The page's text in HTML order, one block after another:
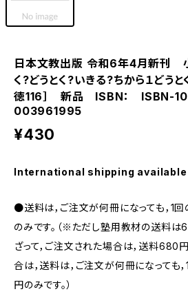
日本文教出版 令和6年4月新刊
く?どうとく?いきる?ちから１どう
徳116］ 新品 ISBN： ISBN-10
003961995
¥430
International shipping available
●送料は，ご注文が何冊になっても，1
のみです。（※ただし塾用教材の送料は
ざって，ご注文された場合は，送料680
合は，送料は，ご注文が何冊になっても
円のみです。）